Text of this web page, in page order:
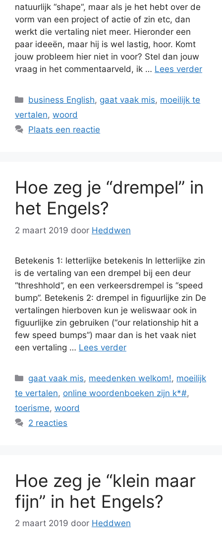
natuurlijk “shape“, maar als je het hebt over de
vorm van een project of actie of zin etc, dan
werkt die vertaling niet meer. Hieronder een
paar ideeën, maar hij is wel lastig, hoor. Komt
jouw probleem hier niet in voor? Stel dan jouw
vraag in het commentaarveld, ik … Lees verder
Categorieën
business English, gaat vaak mis, moeilijk te
vertalen, woord
Plaats een reactie
Hoe zeg je “drempel” in
het Engels?
2 maart 2019 door Heddwen
Betekenis 1: letterlijke betekenis In letterlijke zin
is de vertaling van een drempel bij een deur
“threshhold”, en een verkeersdrempel is “speed
bump”. Betekenis 2: drempel in figuurlijke zin De
vertalingen hierboven kun je weliswaar ook in
figuurlijke zin gebruiken (“our relationship hit a
few speed bumps”) maar dan is het vaak niet
een vertaling … Lees verder
Categorieën
gaat vaak mis, meedenken welkom!, moeilijk
te vertalen, online woordenboeken zijn k*#,
toerisme, woord
2 reacties
Hoe zeg je “klein maar
fijn” in het Engels?
2 maart 2019 door Heddwen